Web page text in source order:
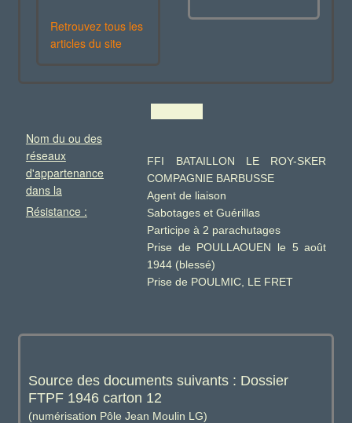
Retrouvez tous les
articles du site
Nom du ou des
réseaux
d'appartenance
dans la
Résistance :
FFI BATAILLON LE ROY-SKER
COMPAGNIE BARBUSSE
Agent de liaison
Sabotages et Guérillas
Participe à 2 parachutages
Prise de POULLAOUEN le 5 août
1944 (blessé)
Prise de POULMIC, LE FRET
Source des documents suivants : Dossier
FTPF 1946 carton 12
(numérisation Pôle Jean Moulin LG)